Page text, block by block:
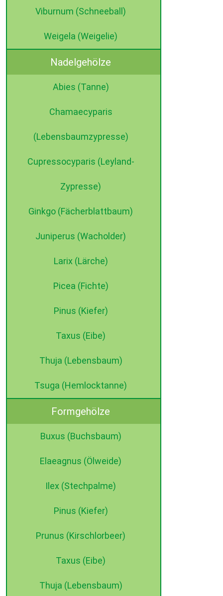
Viburnum (Schneeball)
Weigela (Weigelie)
Nadelgehölze
Abies (Tanne)
Chamaecyparis
(Lebensbaumzypresse)
Cupressocyparis (Leyland-
Zypresse)
Ginkgo (Fächerblattbaum)
Juniperus (Wacholder)
Larix (Lärche)
Picea (Fichte)
Pinus (Kiefer)
Taxus (Eibe)
Thuja (Lebensbaum)
Tsuga (Hemlocktanne)
Formgehölze
Buxus (Buchsbaum)
Elaeagnus (Ölweide)
Ilex (Stechpalme)
Pinus (Kiefer)
Prunus (Kirschlorbeer)
Taxus (Eibe)
Thuja (Lebensbaum)